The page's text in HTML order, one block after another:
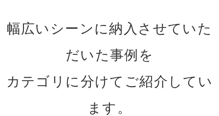
幅広いシーンに納入させていた
だいた事例を
カテゴリに分けてご紹介してい
ます。